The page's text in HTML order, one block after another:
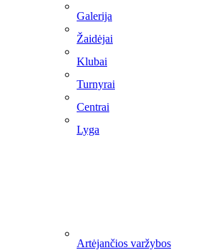
Galerija
Žaidėjai
Klubai
Turnyrai
Centrai
Lyga
Artėjančios varžybos